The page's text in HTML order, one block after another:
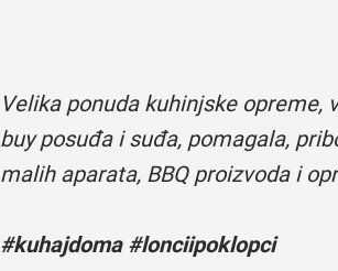
Velika ponuda kuhinjske opreme,
buy posuđa i suđa, pomagala,
malih aparata, BBQ proizvoda i
#kuhajdoma #lonciipoklopci